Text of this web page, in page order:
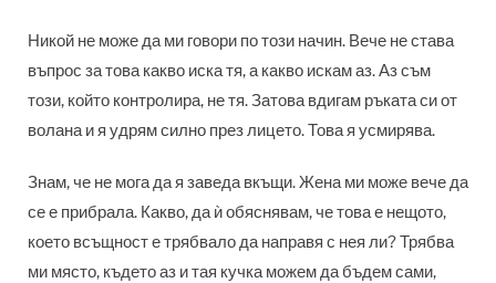
Никой не може да ми говори по този начин. Вече не става
въпрос за това какво иска тя, а какво искам аз. Аз съм
този, който контролира, не тя. Затова вдигам ръката си от
волана и я удрям силно през лицето. Това я усмирява.
Знам, че не мога да я заведа вкъщи. Жена ми може вече да
се е прибрала. Какво, да ѝ обяснявам, че това е нещото,
което всъщност е трябвало да направя с нея ли? Трябва
ми място, където аз и тая кучка можем да бъдем сами,